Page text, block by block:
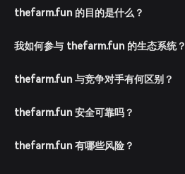
thefarm.fun 的目的是什么？
我如何参与 thefarm.fun 的生态系统？
thefarm.fun 与竞争对手有何区别？
thefarm.fun 安全可靠吗？
thefarm.fun 有哪些风险？